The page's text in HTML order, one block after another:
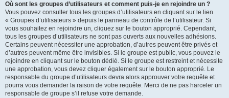
Où sont les groupes d’utilisateurs et comment puis-je en rejoindre un ?
Vous pouvez consulter tous les groupes d’utilisateurs en cliquant sur le lien
« Groupes d’utilisateurs » depuis le panneau de contrôle de l’utilisateur. Si
vous souhaitez en rejoindre un, cliquez sur le bouton approprié. Cependant,
tous les groupes d’utilisateurs ne sont pas ouverts aux nouvelles adhésions.
Certains peuvent nécessiter une approbation, d’autres peuvent être privés et
d’autres peuvent même être invisibles. Si le groupe est public, vous pouvez le
rejoindre en cliquant sur le bouton dédié. Si le groupe est restreint et nécessite
une approbation, vous devez cliquer également sur le bouton approprié. Le
responsable du groupe d’utilisateurs devra alors approuver votre requête et
pourra vous demander la raison de votre requête. Merci de ne pas harceler un
responsable de groupe s’il refuse votre demande.